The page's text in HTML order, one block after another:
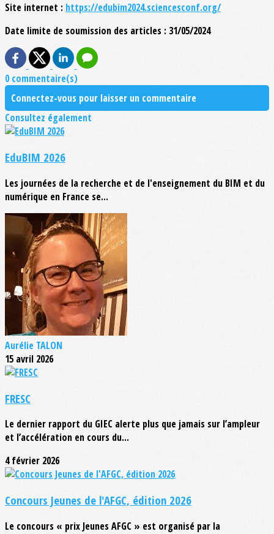
Site internet : https://edubim2024.sciencesconf.org/
Date limite de soumission des articles : 31/05/2024
0 commentaire(s)
Connectez-vous pour laisser un commentaire
Consultez également
EduBIM 2026
Les journées de la recherche et de l'enseignement du BIM et du
numérique en France se...
Aurélie TALON
15 avril 2026
FRESC
Le dernier rapport du GIEC alerte plus que jamais sur l’ampleur
et l’accélération en cours du...
4 février 2026
Concours Jeunes de l'AFGC, édition 2026
Le concours « prix Jeunes AFGC » est organisé par la